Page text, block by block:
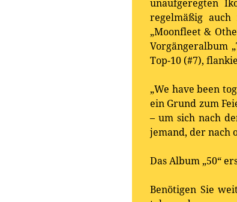
unaufgeregten
regelmäßig
„Moonfleet &
Vorgängeralbum
Top-10 (#7),
„We have been
ein Grund zum
– um sich nach
jemand, der nach
Das Album „50“
Benötigen Sie